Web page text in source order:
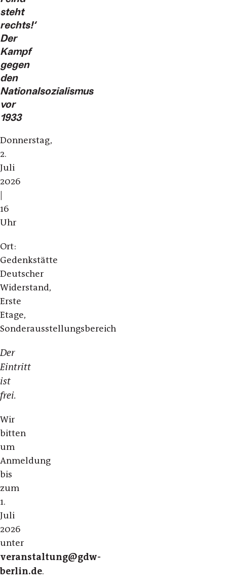
steht
rechts!‘
Der
Kampf
gegen
den
Nationalsozialismus
vor
1933
Donnerstag,
2.
Juli
2026
|
16
Uhr
Ort:
Gedenkstätte
Deutscher
Widerstand,
Erste
Etage,
Sonderausstellungsbereich
Der
Eintritt
ist
frei.
Wir
bitten
um
Anmeldung
bis
zum
1.
Juli
2026
unter
veranstaltung@gdw-
berlin.de.